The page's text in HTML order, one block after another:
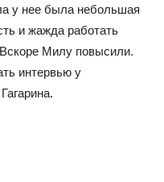
у нее была небольшая
и жажда работать
Милу повысили.
интервью у